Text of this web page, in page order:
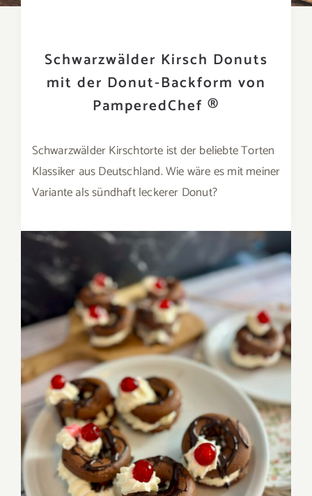
Schwarzwälder Kirsch Donuts
mit der Donut-Backform von
PamperedChef ®
Schwarzwälder Kirschtorte ist der beliebte Torten
Klassiker aus Deutschland. Wie wäre es mit meiner
Variante als sündhaft leckerer Donut?